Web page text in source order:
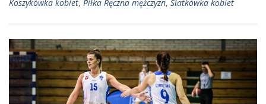
Koszykówka kobiet, Piłka Ręczna mężczyzn, Siatkówka kobiet